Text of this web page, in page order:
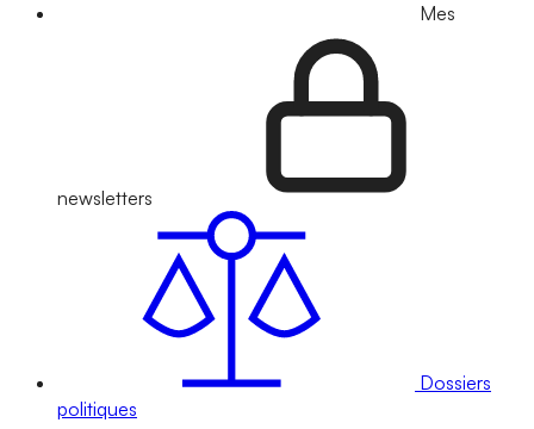
Mes
newsletters
Dossiers
politiques